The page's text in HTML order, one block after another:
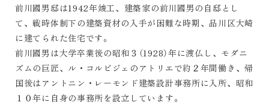
前川國男邸は1942年竣工、建築家の前川國男の自邸とし
て、戦時体制下の建築資材の入手が困難な時期、品川区大崎
に建てられた住宅です。
前川國男は大学卒業後の昭和３（1928）年に渡仏し、モダニ
ズムの巨匠、ル・コルビジェのアトリエで約２年間働き、帰
国後はアントニン・レーモンド建築設計事務所に入所、昭和
１０年に自身の事務所を設立しています。